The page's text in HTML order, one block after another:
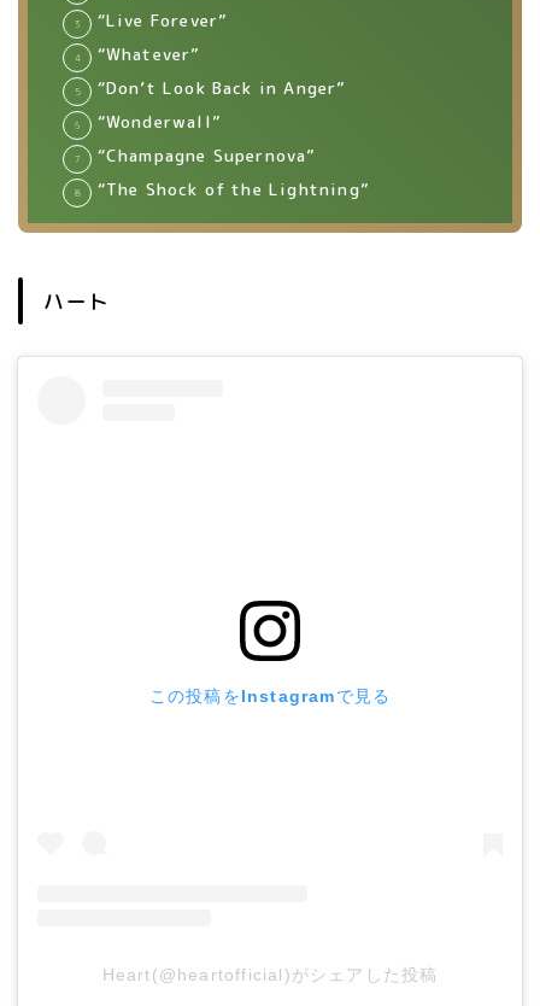
“Live Forever”
“Whatever”
“Don’t Look Back in Anger”
“Wonderwall”
“Champagne Supernova”
“The Shock of the Lightning”
ハート
この投稿をInstagramで見る
Heart(@heartofficial)がシェアした投稿